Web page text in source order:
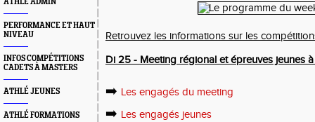
PERFORMANCE ET HAUT
NIVEAU
INFOS COMPÉTITIONS
CADETS À MASTERS
ATHLÉ JEUNES
ATHLÉ FORMATIONS
Retrouvez les informations sur les
Di 25 - Meeting régional et épreuves jeunes
➡️ Les engagés du meeting
➡️ Les engagés jeunes